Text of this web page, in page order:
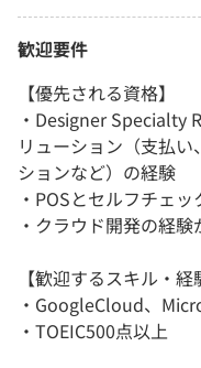
歓迎要件
【優先される資格】
・Designer Specialty
リューション（支払
ションなど）の経験
・POSとセルフチェ
・クラウド開発の経
【歓迎するスキル・経
・GoogleCloud、
・TOEIC500点以上